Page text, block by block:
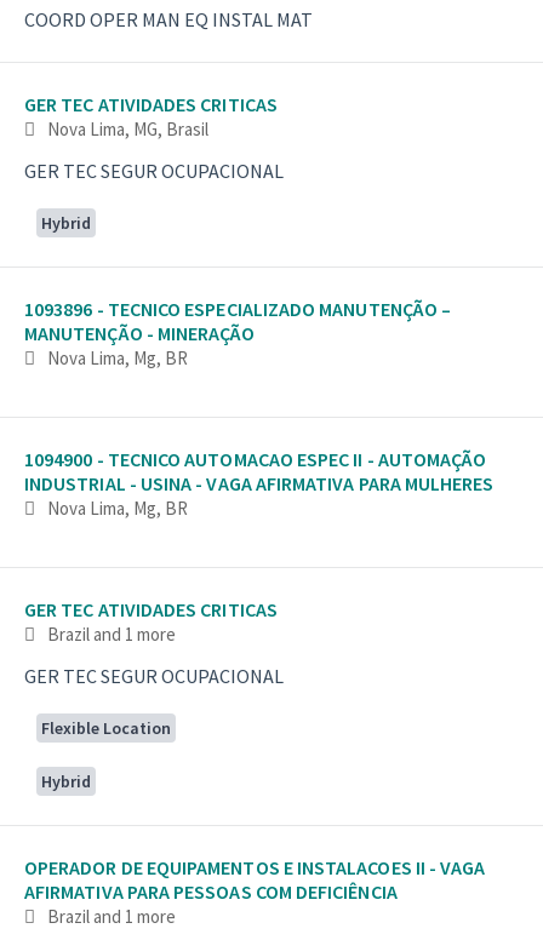
COORD OPER MAN EQ INSTAL MAT
GER TEC ATIVIDADES CRITICAS
Nova Lima, MG, Brasil
GER TEC SEGUR OCUPACIONAL
Hybrid
1093896 - TECNICO ESPECIALIZADO MANUTENÇÃO –
MANUTENÇÃO - MINERAÇÃO
Nova Lima, Mg, BR
1094900 - TECNICO AUTOMACAO ESPEC II - AUTOMAÇÃO
INDUSTRIAL - USINA - VAGA AFIRMATIVA PARA MULHERES
Nova Lima, Mg, BR
GER TEC ATIVIDADES CRITICAS
Braziland 1 more
GER TEC SEGUR OCUPACIONAL
Flexible Location
Hybrid
OPERADOR DE EQUIPAMENTOS E INSTALACOES II - VAGA
AFIRMATIVA PARA PESSOAS COM DEFICIÊNCIA
Braziland 1 more